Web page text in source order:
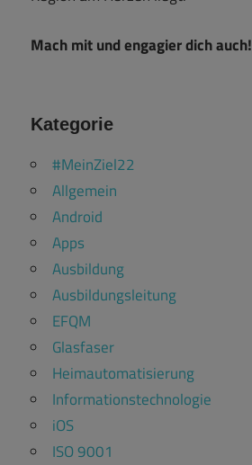
Mach mit und engagier dich auch!
Kategorie
#MeinZiel22
Allgemein
Android
Apps
Ausbildung
Ausbildungsleitung
EFQM
Glasfaser
Heimautomatisierung
Informationstechnologie
iOS
ISO 9001